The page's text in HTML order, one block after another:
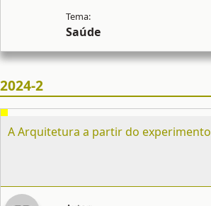
Saúde
2024-2
A Arquitetura a partir do experimento